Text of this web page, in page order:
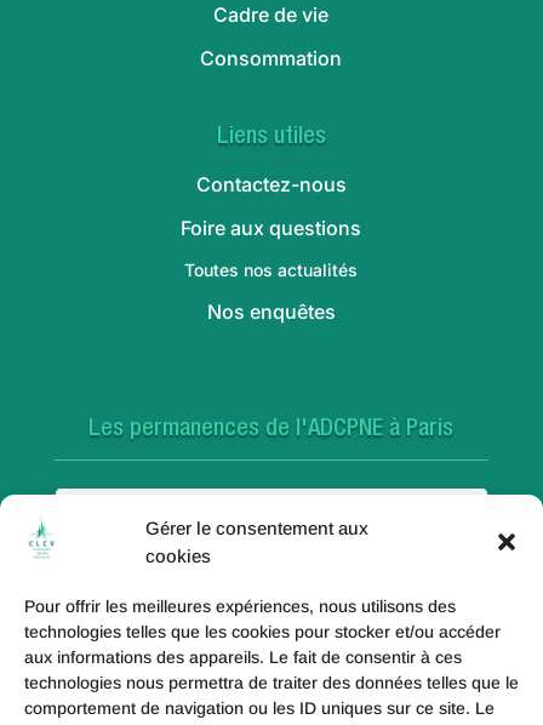
Gérer le consentement aux
cookies
Pour offrir les meilleures expériences, nous utilisons des
technologies telles que les cookies pour stocker et/ou accéder
aux informations des appareils. Le fait de consentir à ces
technologies nous permettra de traiter des données telles que le
comportement de navigation ou les ID uniques sur ce site. Le
Cadre de vie
Consommation
Liens utiles
Contactez-nous
Foire aux questions
Toutes nos actualités
Nos enquêtes
Les permanences de l'ADCPNE à Paris
Paris 18e
Paris 20e